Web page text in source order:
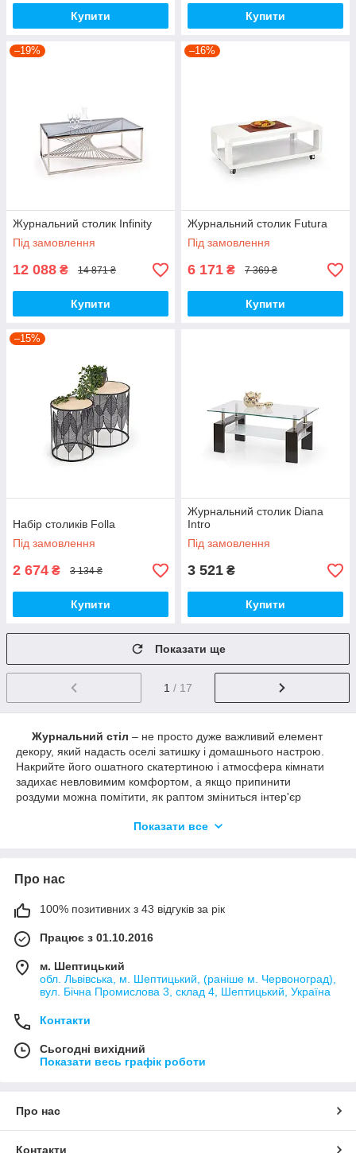
Купити Купити
–19%
Журнальний столик Infinity
Під замовлення
12 088 ₴ 14 871 ₴
Купити
–16%
Журнальний столик Futura
Під замовлення
6 171 ₴ 7 369 ₴
Купити
–15%
Набір столиків Folla
Під замовлення
2 674 ₴ 3 134 ₴
Купити
Журнальний столик Diana
Intro
Під замовлення
3 521 ₴
Купити
Показати ще
1 / 17
Журнальний стіл – не просто дуже важливий елемент
декору, який надасть оселі затишку і домашнього настрою.
Накрийте його ошатного скатертиною і атмосфера кімнати
задихає невловимим комфортом, а якщо припинити
роздуми можна помітити, як раптом зміниться інтер'єр
володів привабливим дизайном, і тим гарною якістю, яка в
інтер'єру.
Показати все
Про нас
100% позитивних з 43 відгуків за рік
Працює з 01.10.2016
м. Шептицький
обл. Львівська, м. Шептицький, (раніше м. Червоноград),
вул. Бічна Промислова 3, склад 4, Шептицький, Україна
Контакти
Сьогодні вихідний
Показати весь графік роботи
Про нас
Контакти